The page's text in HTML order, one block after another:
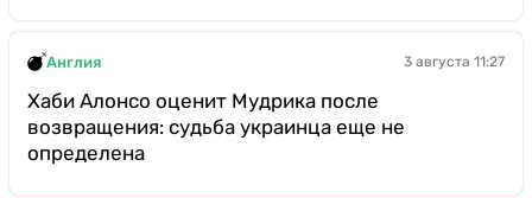
Англия 3 августа 11:27
Хаби Алонсо оценит Мудрика после
возвращения: судьба украинца еще не
определена